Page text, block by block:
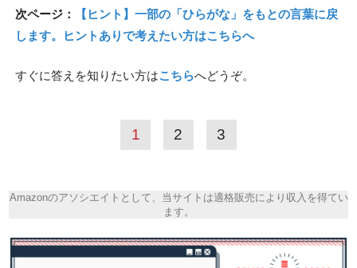
次ページ：
【ヒント】一部の「ひらがな」をもとの言葉に戻
します。ヒントありで考えたい方はこちらへ
すぐに答えを知りたい方はこちらへどうぞ。
1 2 3
Amazonのアソシエイトとして、当サイトは適格販売により収入を得てい
ます。